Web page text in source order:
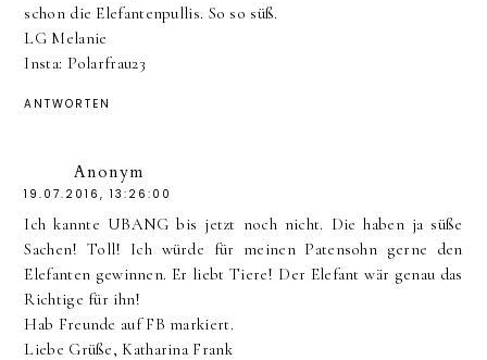
schon die Elefantenpullis. So so süß.
LG Melanie
Insta: Polarfrau23
ANTWORTEN
Anonym
19.07.2016, 13:26:00
Ich kannte UBANG bis jetzt noch nicht. Die haben ja süße
Sachen! Toll! Ich würde für meinen Patensohn gerne den
Elefanten gewinnen. Er liebt Tiere! Der Elefant wär genau das
Richtige für ihn!
Hab Freunde auf FB markiert.
Liebe Grüße, Katharina Frank